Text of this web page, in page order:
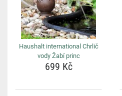
Haushalt international Chrlič
vody Žabí princ
699 Kč